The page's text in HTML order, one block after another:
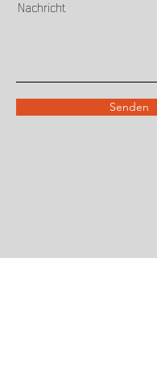
Nachricht
Senden